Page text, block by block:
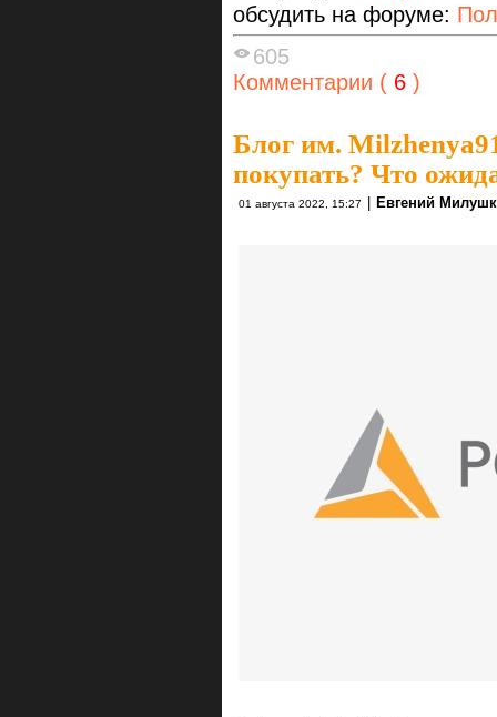
обсудить на форуме:
605
Комментарии ( 6 )
Блог им.
покупать? Что
01 августа 2022, 15:27 Евгений